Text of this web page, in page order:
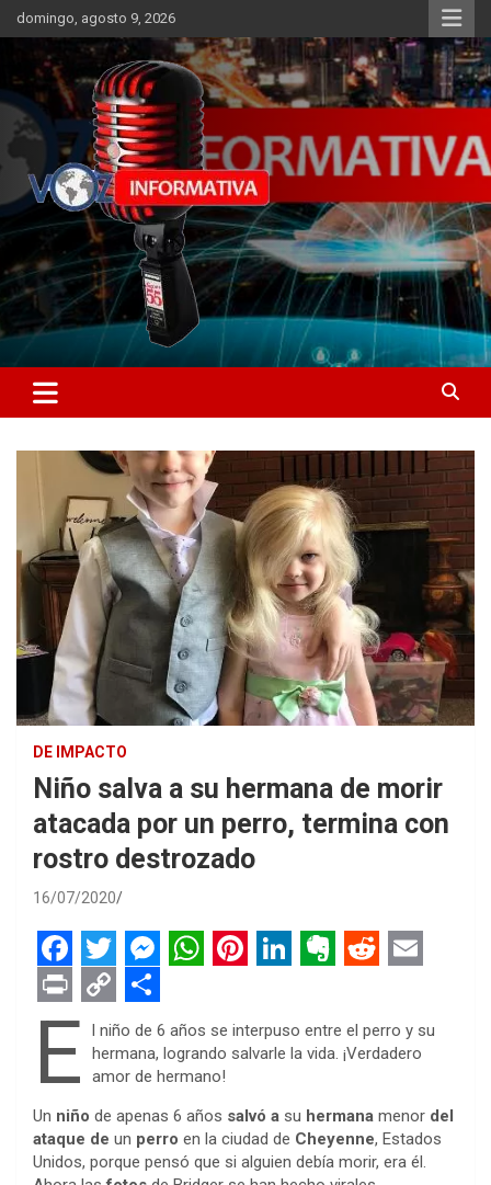
Skip
to
content
domingo, agosto 9, 2026
ncstv.info
Libertad informativa
DE IMPACTO
Niño salva a su hermana de morir
atacada por un perro, termina con
rostro destrozado
16/07/2020
F
a
c
e
b
o
T
w
t
t
e
M
e
s
s
e
n
h
a
t
s
A
i
n
t
e
r
i
n
e
d
v
e
n
o
e
d
i
t
m
a
l
P
r
i
n
t
C
o
p
y
L
S
h
a
r
e
E
l niño de 6 años se interpuso entre el perro y su
hermana, logrando salvarle la vida. ¡Verdadero
amor de hermano!
Un niño de apenas 6 años salvó a su hermana menor del
ataque de un perro en la ciudad de Cheyenne, Estados
Unidos, porque pensó que si alguien debía morir, era él.